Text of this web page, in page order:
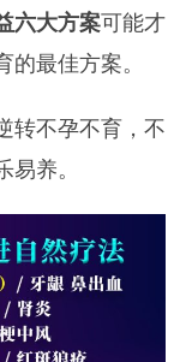
六大方案可能才
最佳方案。
转不孕不育，不
养。